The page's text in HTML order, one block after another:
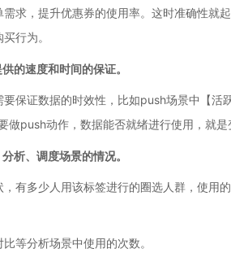
求，提升优惠券的使用率。这时准确性就
行为。
的速度和时间的保证。
保证数据的时效性，比如push场景中【活
push动作，数据能否就绪进行使用，就是
析、调度场景的情况。
有多少人用该标签进行的圈选人群，使用
等分析场景中使用的次数。